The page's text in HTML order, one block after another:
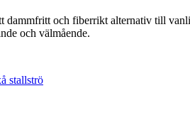
stallströ
dammfritt och fiberrikt alternativ till
och välmående.